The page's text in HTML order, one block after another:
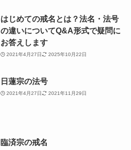
はじめての戒名とは？法名・法号
の違いについてQ&A形式で疑問に
お答えします
2021年4月27日 2025年10月22日
日蓮宗の法号
2021年4月27日 2021年11月29日
臨済宗の戒名